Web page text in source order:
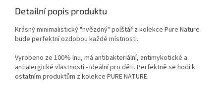
Detailní popis produktu
Krásný minimalistický "hvězdný" polštář z kolekce Pure Nature
bude perfektní ozdobou každé místnosti.
Vyrobeno ze 100% lnu, má antibakteriální, antimykotické a
antialergické vlastnosti - ideální pro děti. Perfektně se hodí k
ostatním produktům z kolekce PURE NATURE.